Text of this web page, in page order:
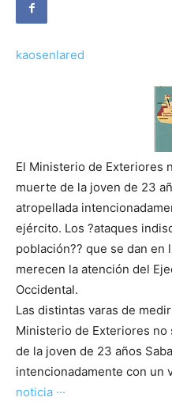
kaosenlared
El Ministerio de Exteriores
muerte de la joven de 23
atropellada
ejército. Los ?ataques
población?? que se dan en
merecen la atención del
Occidental.
Las distintas varas de
Ministerio de Exteriores
de la joven de 23 años
intencionadamente con un
noticia ···